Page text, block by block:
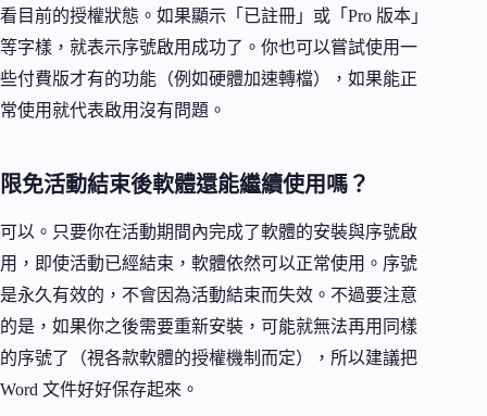
看目前的授權狀態。如果顯示「已註冊」或「Pro 版本」
等字樣，就表示序號啟用成功了。你也可以嘗試使用一
些付費版才有的功能（例如硬體加速轉檔），如果能正
常使用就代表啟用沒有問題。
限免活動結束後軟體還能繼續使用嗎？
可以。只要你在活動期間內完成了軟體的安裝與序號啟
用，即使活動已經結束，軟體依然可以正常使用。序號
是永久有效的，不會因為活動結束而失效。不過要注意
的是，如果你之後需要重新安裝，可能就無法再用同樣
的序號了（視各款軟體的授權機制而定），所以建議把
Word 文件好好保存起來。